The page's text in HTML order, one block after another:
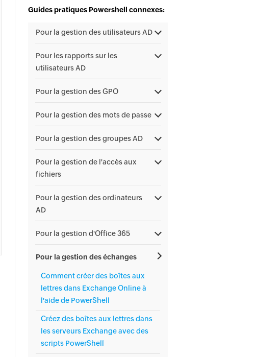
Guides pratiques Powershell connexes:
Pour la gestion des utilisateurs AD
Pour les rapports sur les
utilisateurs AD
Pour la gestion des GPO
Pour la gestion des mots de passe
Pour la gestion des groupes AD
Pour la gestion de l'accès aux
fichiers
Pour la gestion des ordinateurs
AD
Pour la gestion d'Office 365
Pour la gestion des échanges
Comment créer des boîtes aux
lettres dans Exchange Online à
l'aide de PowerShell
Créez des boîtes aux lettres dans
les serveurs Exchange avec des
scripts PowerShell